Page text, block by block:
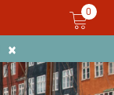
×
0